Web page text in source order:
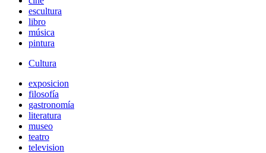
escultura
libro
música
pintura
Cultura
exposicion
filosofía
gastronomía
literatura
museo
teatro
television